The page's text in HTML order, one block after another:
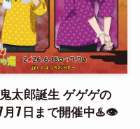
鬼太郎誕生 ゲゲゲの
月7日まで開催中♨️👁️